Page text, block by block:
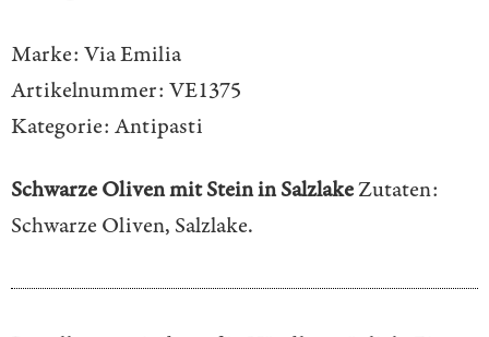
Marke: Via Emilia
Artikelnummer: VE1375
Kategorie: Antipasti
Schwarze Oliven mit Stein in SalzlakeZutaten:
Schwarze Oliven, Salzlake.